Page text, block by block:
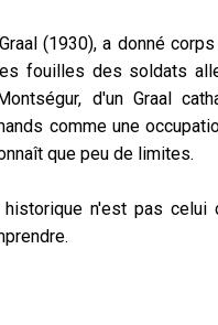
(1930), a donné
fouilles des soldats
d'un Graal
comme une
que peu de limites.
n'est pas celui